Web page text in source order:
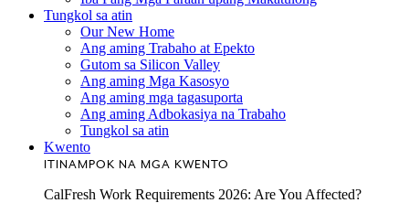
Tungkol sa atin
Our New Home
Ang aming Trabaho at Epekto
Gutom sa Silicon Valley
Ang aming Mga Kasosyo
Ang aming mga tagasuporta
Ang aming Adbokasiya na Trabaho
Tungkol sa atin
Kwento
ITINAMPOK NA MGA KWENTO
CalFresh Work Requirements 2026: Are You Affected?